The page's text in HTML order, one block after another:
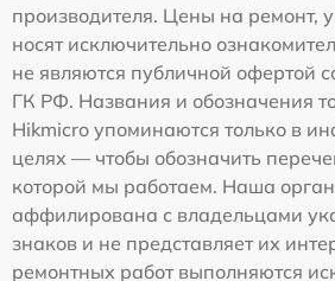
производителя. Цены на ремонт,
носят исключительно
не являются публичной офертой
ГК РФ. Названия и обозначения
Hikmicro упоминаются только в
целях — чтобы обозначить
которой мы работаем. Наша
аффилирована с владельцами
знаков и не представляет их
ремонтных работ выполняются